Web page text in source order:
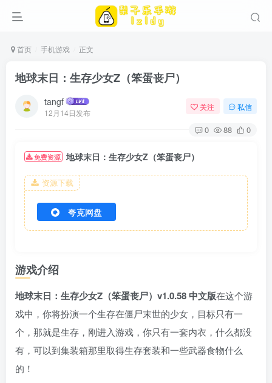
首页 手机游戏 正文
地球末日：生存少女Z（笨蛋丧尸）
tangf
12月14日发布
关注 私信
0 88 0
免费资源 地球末日：生存少女Z（笨蛋丧尸）
资源下载
夸克网盘
游戏介绍
地球末日：生存少女Z（笨蛋丧尸）v1.0.58 中文版在这个游
戏中，你将扮演一个生存在僵尸末世的少女，目标只有一
个，那就是生存，刚进入游戏，你只有一套内衣，什么都没
有，可以到集装箱那里取得生存套装和一些武器食物什么
的！